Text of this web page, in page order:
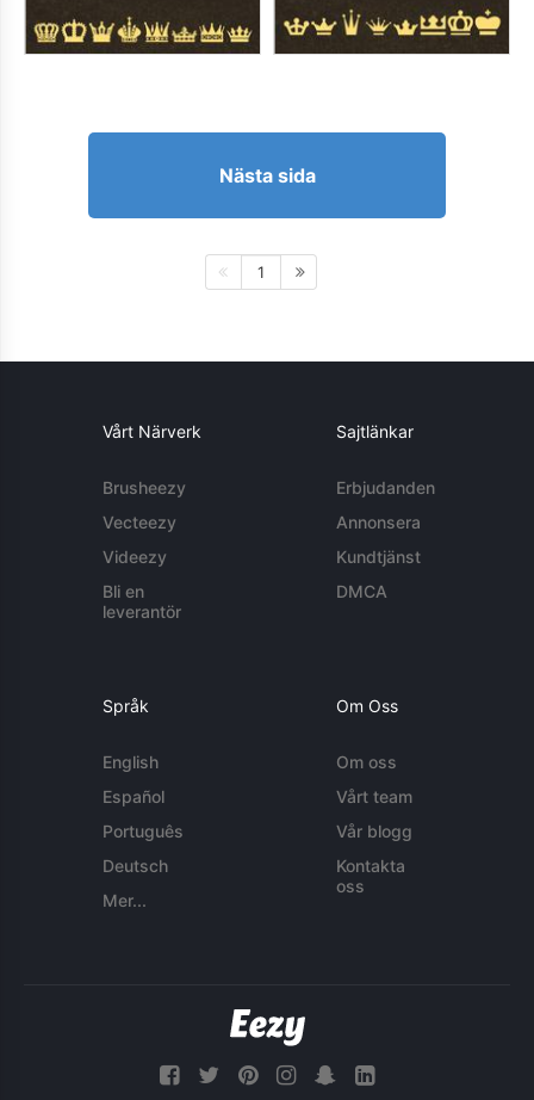
Nästa sida
1
Vårt Närverk
Brusheezy
Vecteezy
Videezy
Bli en
leverantör
Sajtlänkar
Erbjudanden
Annonsera
Kundtjänst
DMCA
Språk
English
Español
Português
Deutsch
Mer...
Om Oss
Om oss
Vårt team
Vår blogg
Kontakta
oss